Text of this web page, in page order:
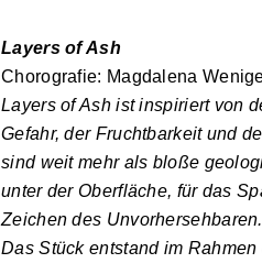
Layers of Ash
Chorografie: Magdalena
Layers of Ash ist inspiriert von
Gefahr, der Fruchtbarkeit und
sind weit mehr als bloße
unter der Oberfläche, für das
Zeichen des Unvorhersehbaren.
Das Stück entstand im